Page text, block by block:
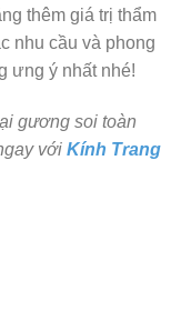
thêm giá trị thẩm
nhu cầu và phong
ưng ý nhất nhé!
gương soi toàn
với Kính Trang